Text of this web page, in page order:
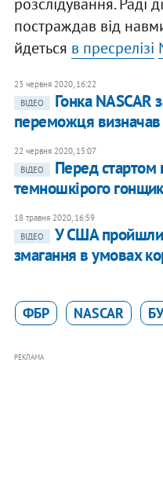
розслідування. Раді
постраждав від
йдеться в пресрелізі
23 червня 2020, 16:22
ВІДЕО
Гонка NASCAR
переможця
22 червня 2020, 15:07
ВІДЕО
Перед стартом
темношкірого
18 травня 2020, 16:59
ВІДЕО
У США пройшли
змагання в умовах
ФБР NASCAR
РЕКЛАМА